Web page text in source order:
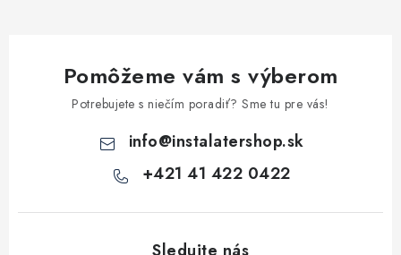
u
Pomôžeme vám s výberom
Potrebujete s niečím poradiť? Sme tu pre vás!
info@instalatershop.sk
+421 41 422 0422